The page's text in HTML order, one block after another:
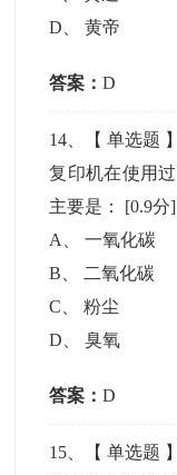
D 、黄帝
答案：D
14 、【单选题 】
复印机在使用
主要是： [0.9分]
A
、一氧化碳
B
二氧化碳
C 、粉尘
D 、臭氧
答案：D
15 、【单选题 】